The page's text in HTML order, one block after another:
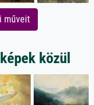
műveit
közül